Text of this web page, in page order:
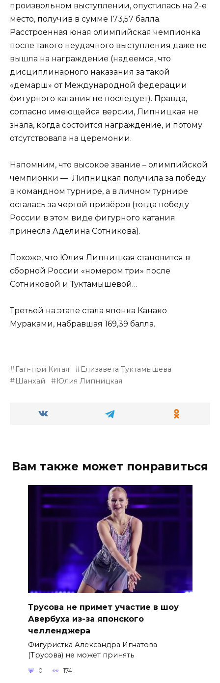
произвольном выступлении, опустилась на 2-е
место, получив в сумме 173,57 балла.
Расстроенная юная олимпийская чемпионка
после такого неудачного выступления даже не
вышла на награждение (надеемся, что
дисциплинарного наказания за такой
«демарш» от Международной федерации
фигурного катания не последует). Правда,
согласно имеющейся версии, Липницкая не
знала, когда состоится награждение, и потому
отсутствовала на церемонии.
Напомним, что высокое звание – олимпийской
чемпионки — Липницкая получила за победу
в командном турнире, а в личном турнире
осталась за чертой призёров (тогда победу
России в этом виде фигурного катания
принесла Аделина Сотникова).
Похоже, что Юлия Липницкая становится в
сборной России «номером три» после
Сотниковой и Туктамышевой…
Третьей на этапе стала японка Канако
Мураками, набравшая 169,39 балла.
Ган-при Китая
Елизавета Туктамышева
Шанхай
Юлия Липницкая
Вам также может понравиться
Трусова не примет участие в шоу
Авербуха из-за японского
челленджера
Фигуристка Александра Игнатова
(Трусова) не может принять
0 174